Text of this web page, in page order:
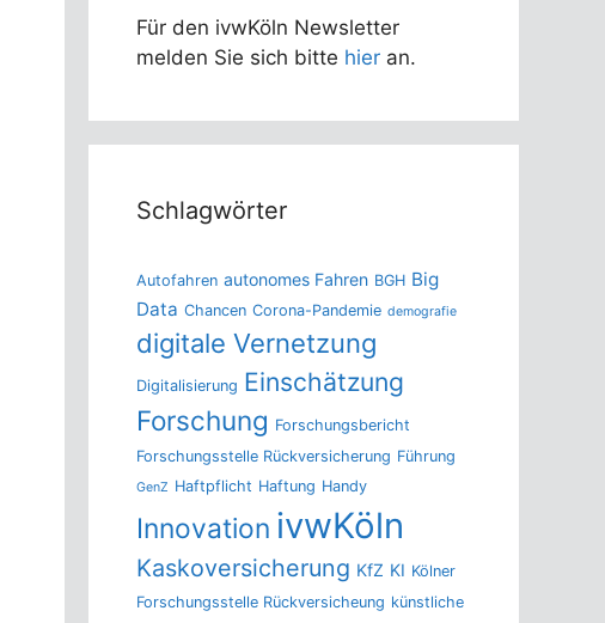
Für den ivwKöln Newsletter
melden Sie sich bitte hier an.
Schlagwörter
Autofahren autonomes Fahren BGH Big
Data Chancen Corona-Pandemie demografie
digitale Vernetzung
Digitalisierung Einschätzung
Forschung Forschungsbericht
Forschungsstelle Rückversicherung Führung
GenZ Haftpflicht Haftung Handy
Innovation ivwKöln
Kaskoversicherung KfZ KI Kölner
Forschungsstelle Rückversicheung künstliche